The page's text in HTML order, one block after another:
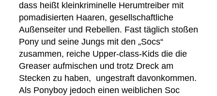
dass heißt kleinkriminelle Herumtreiber mit
pomadisierten Haaren, gesellschaftliche
Außenseiter und Rebellen. Fast täglich stoßen
Pony und seine Jungs mit den „Socs“
zusammen, reiche Upper-class-Kids die die
Greaser aufmischen und trotz Dreck am
Stecken zu haben, ungestraft davonkommen.
Als Ponyboy jedoch einen weiblichen Soc